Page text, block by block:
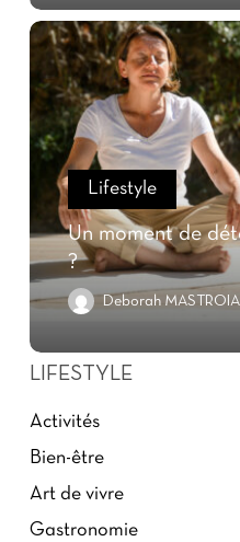
Lifestyle
Un moment de
?
Deborah
LIFESTYLE
Activités
Bien-être
Art de vivre
Gastronomie